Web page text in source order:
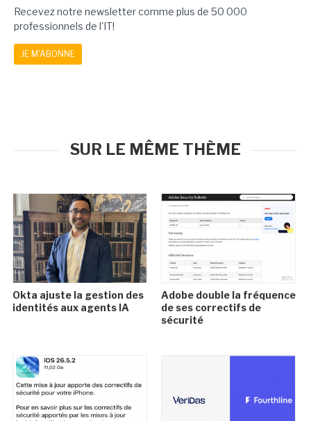
Recevez notre newsletter comme plus de 50 000
professionnels de l'IT!
JE M'ABONNE
SUR LE MÊME THÈME
Okta ajuste la gestion des
identités aux agents IA
Adobe double la fréquence
de ses correctifs de
sécurité